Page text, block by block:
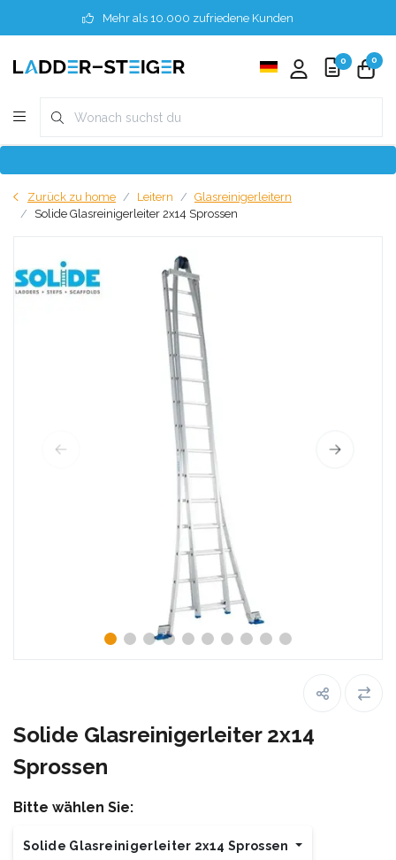
Mehr als 10.000 zufriedene Kunden
0 0
Zurück zu home Leitern
Glasreinigerleitern
Solide Glasreinigerleiter 2x14 Sprossen
Solide Glasreinigerleiter 2x14
Sprossen
Bitte wählen Sie:
Solide Glasreinigerleiter 2x14 Sprossen